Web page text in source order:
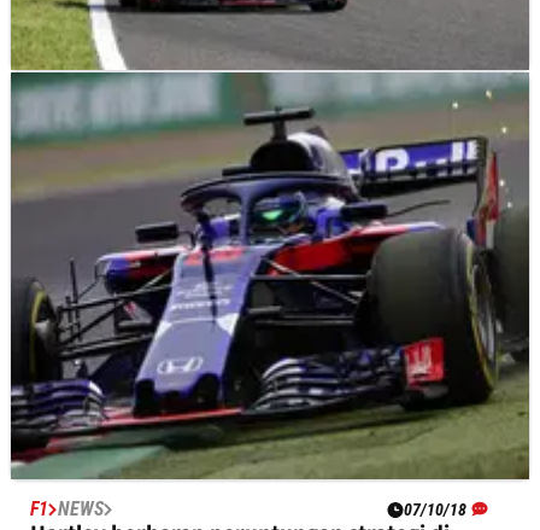
F1 NEWS 08/10/18
Gasly, Hartley kecewa setelah balapan kandang
tanpa poin untuk Honda
F1 NEWS 07/10/18